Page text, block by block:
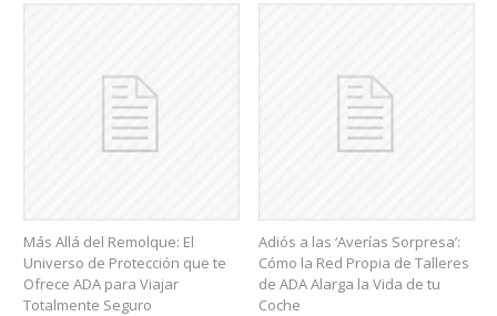
Más Allá del Remolque: El
Universo de Protección que te
Ofrece ADA para Viajar
Totalmente Seguro
Adiós a las ‘Averías Sorpresa’:
Cómo la Red Propia de Talleres
de ADA Alarga la Vida de tu
Coche